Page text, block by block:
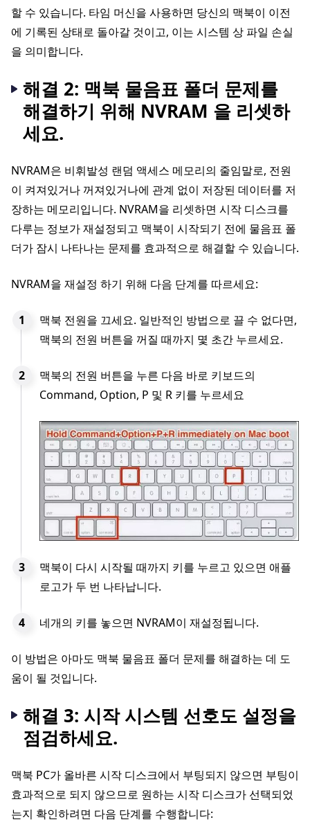
할 수 있습니다. 타임 머신을 사용하면 당신의 맥북이 이전
에 기록된 상태로 돌아갈 것이고, 이는 시스템 상 파일 손실
을 의미합니다.
해결 2: 맥북 물음표 폴더 문제를
해결하기 위해 NVRAM 을 리셋하
세요.
NVRAM은 비휘발성 랜덤 액세스 메모리의 줄임말로, 전원
이 켜져있거나 꺼져있거나에 관계 없이 저장된 데이터를 저
장하는 메모리입니다. NVRAM을 리셋하면 시작 디스크를
다루는 정보가 재설정되고 맥북이 시작되기 전에 물음표 폴
더가 잠시 나타나는 문제를 효과적으로 해결할 수 있습니다.
NVRAM을 재설정 하기 위해 다음 단계를 따르세요:
맥북 전원을 끄세요. 일반적인 방법으로 끌 수 없다면,
맥북의 전원 버튼을 꺼질 때까지 몇 초간 누르세요.
맥북의 전원 버튼을 누른 다음 바로 키보드의
Command, Option, P 및 R 키를 누르세요
맥북이 다시 시작될 때까지 키를 누르고 있으면 애플
로고가 두 번 나타납니다.
네개의 키를 놓으면 NVRAM이 재설정됩니다.
이 방법은 아마도 맥북 물음표 폴더 문제를 해결하는 데 도
움이 될 것입니다.
해결 3: 시작 시스템 선호도 설정을
점검하세요.
맥북 PC가 올바른 시작 디스크에서 부팅되지 않으면 부팅이
효과적으로 되지 않으므로 원하는 시작 디스크가 선택되었
는지 확인하려면 다음 단계를 수행합니다: